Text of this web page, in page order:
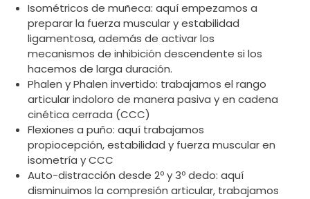
Isométricos de muñeca: aquí empezamos a
preparar la fuerza muscular y estabilidad
ligamentosa, además de activar los
mecanismos de inhibición descendente si los
hacemos de larga duración.
Phalen y Phalen invertido: trabajamos el rango
articular indoloro de manera pasiva y en cadena
cinética cerrada (CCC)
Flexiones a puño: aquí trabajamos
propiocepción, estabilidad y fuerza muscular en
isometría y CCC
Auto-distracción desde 2º y 3º dedo: aquí
disminuimos la compresión articular, trabajamos